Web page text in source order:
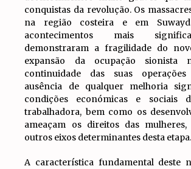
conquistas da revolução. Os
na região costeira e em
acontecimentos mais
demonstraram a fragilidade do
expansão da ocupação
continuidade das suas
ausência de qualquer melhoria
condições económicas e sociais
trabalhadora, bem como os
ameaçam os direitos das
outros eixos determinantes desta etapa.
A característica fundamental deste